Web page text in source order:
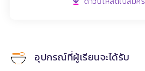
อุปกรณ์ที่ผู้เรียนจะได้รับ